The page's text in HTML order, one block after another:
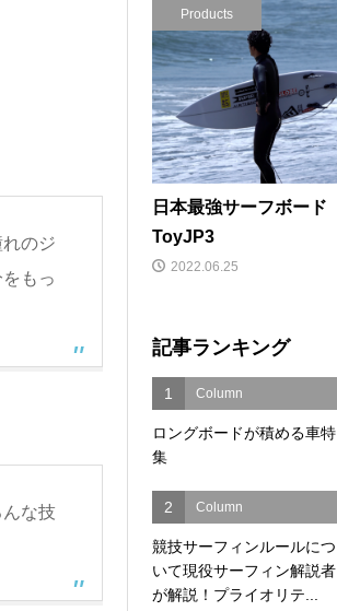
のジ
もっ
な技
Products
日本最強サーフボード
ToyJP3
2022.06.25
記事ランキング
1 Column
ロングボードが積める車特
集
2 Column
競技サーフィンルールにつ
いて現役サーフィン解説者
が解説！プライオリテ...